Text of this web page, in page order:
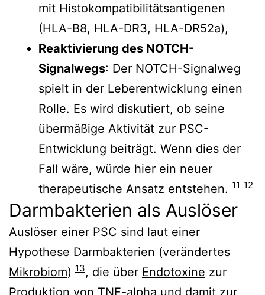
mit Histokompatibilitätsantigenen
(HLA-B8, HLA-DR3, HLA-DR52a),
Reaktivierung des NOTCH-
Signalwegs: Der NOTCH-Signalweg
spielt in der Leberentwicklung einen
Rolle. Es wird diskutiert, ob seine
übermäßige Aktivität zur PSC-
Entwicklung beiträgt. Wenn dies der
Fall wäre, würde hier ein neuer
therapeutische Ansatz entstehen. 11 12
Darmbakterien als Auslöser
Auslöser einer PSC sind laut einer
Hypothese Darmbakterien (verändertes
Mikrobiom) 13, die über Endotoxine zur
Produktion von TNF-alpha und damit zur